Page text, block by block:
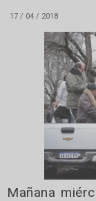
17 / 04 / 2018
Mañana